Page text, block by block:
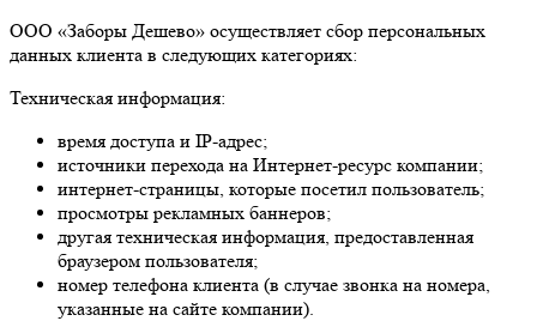
ООО «Заборы Дешево» осуществляет сбор персональных
данных клиента в следующих категориях:
Техническая информация:
время доступа и IP-адрес;
источники перехода на Интернет-ресурс компании;
интернет-страницы, которые посетил пользователь;
просмотры рекламных баннеров;
другая техническая информация, предоставленная
браузером пользователя;
номер телефона клиента (в случае звонка на номера,
указанные на сайте компании).